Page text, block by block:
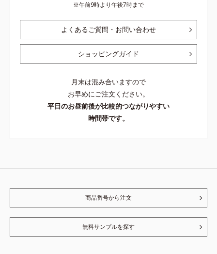
午前9時より午後7時まで
よくあるご質問・お問い合わせ
ショッピングガイド
月末は混み合いますので
お早めにご注文ください。
平日のお昼前後が比較的つながりやすい
時間帯です。
商品番号から注文
無料サンプルを探す